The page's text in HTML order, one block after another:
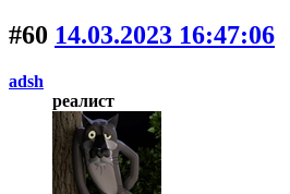
#60 14.03.2023 16:47:06
adsh
реалист